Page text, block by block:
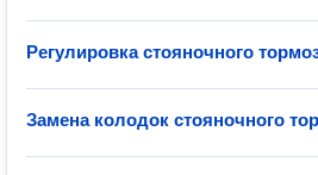
Регулировка стояночного
Замена колодок стояночного